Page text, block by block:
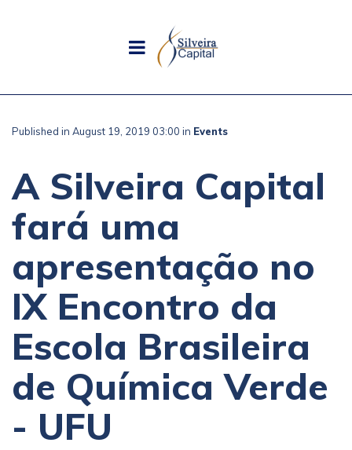
Published in August 19, 2019 03:00 in Events
A Silveira Capital
fará uma
apresentação no
IX Encontro da
Escola Brasileira
de Química Verde
- UFU